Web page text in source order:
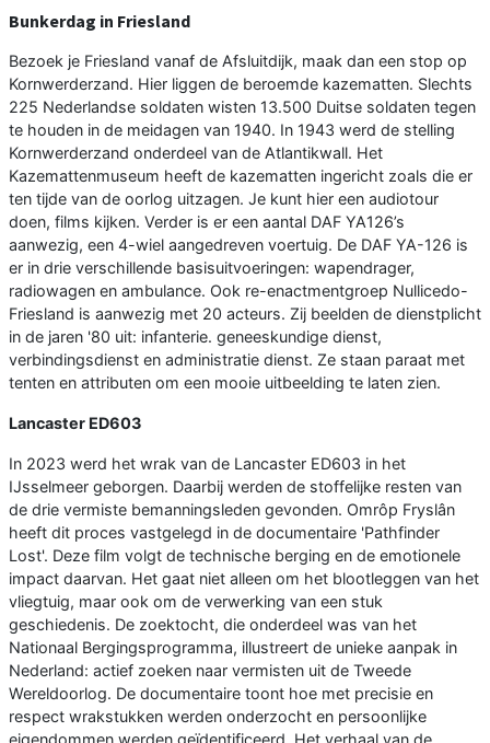
Bunkerdag in Friesland
Bezoek je Friesland vanaf de Afsluitdijk, maak dan een stop op
Kornwerderzand. Hier liggen de beroemde kazematten. Slechts
225 Nederlandse soldaten wisten 13.500 Duitse soldaten tegen
te houden in de meidagen van 1940. In 1943 werd de stelling
Kornwerderzand onderdeel van de Atlantikwall. Het
Kazemattenmuseum heeft de kazematten ingericht zoals die er
ten tijde van de oorlog uitzagen. Je kunt hier een audiotour
doen, films kijken. Verder is er een aantal DAF YA126’s
aanwezig, een 4-wiel aangedreven voertuig. De DAF YA-126 is
er in drie verschillende basisuitvoeringen: wapendrager,
radiowagen en ambulance. Ook re-enactmentgroep Nullicedo-
Friesland is aanwezig met 20 acteurs. Zij beelden de dienstplicht
in de jaren '80 uit: infanterie. geneeskundige dienst,
verbindingsdienst en administratie dienst. Ze staan paraat met
tenten en attributen om een mooie uitbeelding te laten zien.
Lancaster ED603
In 2023 werd het wrak van de Lancaster ED603 in het
IJsselmeer geborgen. Daarbij werden de stoffelijke resten van
de drie vermiste bemanningsleden gevonden. Omrôp Fryslân
heeft dit proces vastgelegd in de documentaire 'Pathfinder
Lost'. Deze film volgt de technische berging en de emotionele
impact daarvan. Het gaat niet alleen om het blootleggen van het
vliegtuig, maar ook om de verwerking van een stuk
geschiedenis. De zoektocht, die onderdeel was van het
Nationaal Bergingsprogramma, illustreert de unieke aanpak in
Nederland: actief zoeken naar vermisten uit de Tweede
Wereldoorlog. De documentaire toont hoe met precisie en
respect wrakstukken werden onderzocht en persoonlijke
eigendommen werden geïdentificeerd. Het verhaal van de